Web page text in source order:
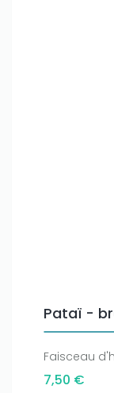
Pataï -
Faisceau
7,50 €